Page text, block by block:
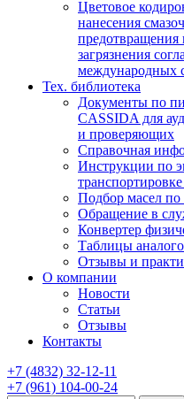
Цветовое
нанесения
предотвращения
загрязнения
международных
Тех. библиотека
Документы по
CASSIDA для
и проверяющих
Справочная
Инструкции по
Подбор масел по
Обращение в
Конвертер
Таблицы
Отзывы и
О компании
Новости
Статьи
Отзывы
Контакты
+7 (4832) 32-12-11
+7 (961) 104-00-24